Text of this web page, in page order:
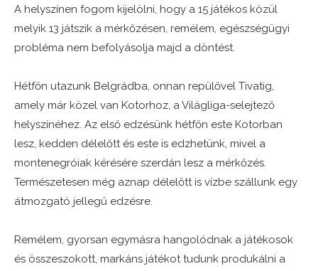
A helyszínen fogom kijelölni, hogy a 15 játékos közül
melyik 13 játszik a mérkőzésen, remélem, egészségügyi
probléma nem befolyásolja majd a döntést.
Hétfőn utazunk Belgrádba, onnan repülővel Tivatig,
amely már közel van Kotorhoz, a Világliga-selejtező
helyszínéhez. Az első edzésünk hétfőn este Kotorban
lesz, kedden délelőtt és este is edzhetünk, mivel a
montenegróiak kérésére szerdán lesz a mérkőzés.
Természetesen még aznap délelőtt is vízbe szállunk egy
átmozgató jellegű edzésre.
Remélem, gyorsan egymásra hangolódnak a játékosok
és összeszokott, markáns játékot tudunk produkálni a